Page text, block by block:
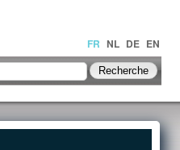
FR NL DE EN